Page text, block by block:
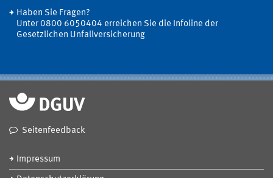
Haben Sie Fragen?
Unter 0800 6050404 erreichen Sie die Infoline der
Gesetzlichen Unfallversicherung
Seitenfeedback
Impressum